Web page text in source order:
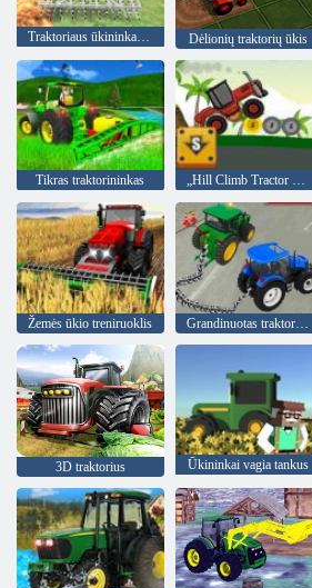
Traktoriaus ūkininkavimo simuliatorius Dėlionių traktorių ūkis
Tikras traktorininkas „Hill Climb Tractor 2020“
Žemės ūkio treniruoklis Grandinuotas traktoriaus vilkimo treniruoklis
3D traktorius Ūkininkai vagia tankus